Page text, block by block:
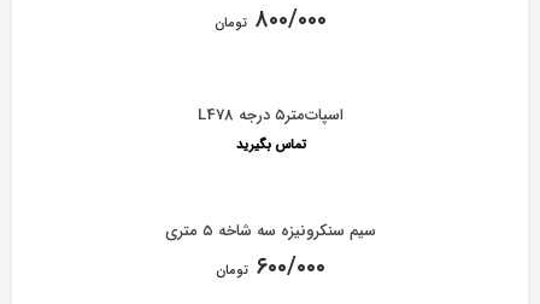
۸۰۰/۰۰۰ تومان
اسپات‌متر۵ درجه L478
تماس بگیرید
سیم سنکرونیزه سه شاخه ۵ متری
۶۰۰/۰۰۰ تومان